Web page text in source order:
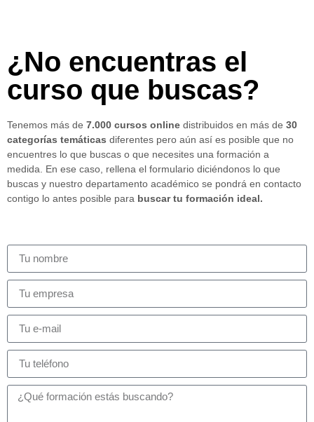
¿No encuentras el
curso que buscas?
Tenemos más de 7.000 cursos online distribuidos en más de 30
categorías temáticas diferentes pero aún así es posible que no
encuentres lo que buscas o que necesites una formación a
medida. En ese caso, rellena el formulario diciéndonos lo que
buscas y nuestro departamento académico se pondrá en contacto
contigo lo antes posible para buscar tu formación ideal.